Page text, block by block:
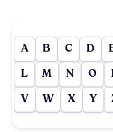
A B C D
L M N O
V W X Y